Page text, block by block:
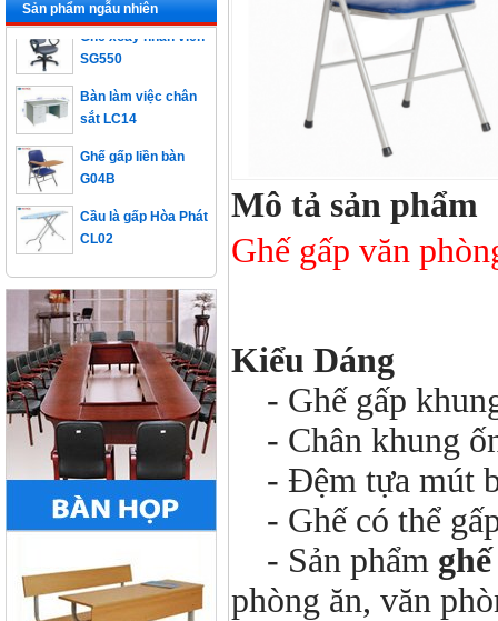
Mô tả sản phẩm
Ghế gấp văn
Kiểu Dáng
- Ghế gấp
- Chân khung
- Đệm tựa mút
- Ghế có thể
- Sản phẩm
phòng ăn, văn
Sản phẩm ngẫu nhiên
Ghế xoay nhân viên
SG550
sắt LC14
G04B
CL02